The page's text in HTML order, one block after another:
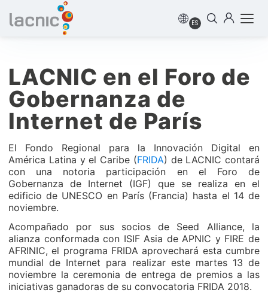
ES
LACNIC en el Foro de
Gobernanza de
Internet de París
El Fondo Regional para la Innovación Digital en
América Latina y el Caribe (FRIDA) de LACNIC contará
con una notoria participación en el Foro de
Gobernanza de Internet (IGF) que se realiza en el
edificio de UNESCO en París (Francia) hasta el 14 de
noviembre.
Acompañado por sus socios de Seed Alliance, la
alianza conformada con ISIF Asia de APNIC y FIRE de
AFRINIC, el programa FRIDA aprovechará esta cumbre
mundial de Internet para realizar este martes 13 de
noviembre la ceremonia de entrega de premios a las
iniciativas ganadoras de su convocatoria FRIDA 2018.